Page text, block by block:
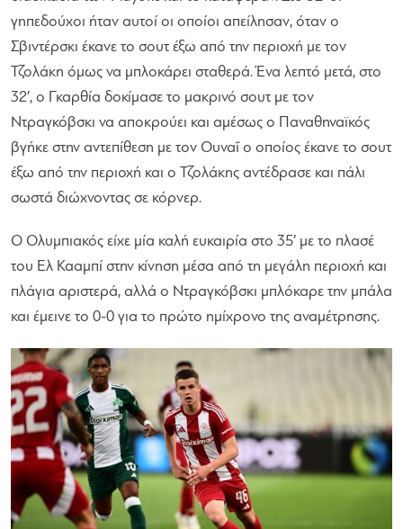
γηπεδούχοι ήταν αυτοί οι οποίοι απείλησαν, όταν ο
Σβιντέρσκι έκανε το σουτ έξω από την περιοχή με τον
Τζολάκη όμως να μπλοκάρει σταθερά. Ένα λεπτό μετά, στο
32′, ο Γκαρθία δοκίμασε το μακρινό σουτ με τον
Ντραγκόβσκι να αποκρούει και αμέσως ο Παναθηναϊκός
βγήκε στην αντεπίθεση με τον Ουναΐ ο οποίος έκανε το σουτ
έξω από την περιοχή και ο Τζολάκης αντέδρασε και πάλι
σωστά διώχνοντας σε κόρνερ.
Ο Ολυμπιακός είχε μία καλή ευκαιρία στο 35′ με το πλασέ
του Ελ Κααμπί στην κίνηση μέσα από τη μεγάλη περιοχή και
πλάγια αριστερά, αλλά ο Ντραγκόβσκι μπλόκαρε την μπάλα
και έμεινε το 0-0 για το πρώτο ημίχρονο της αναμέτρησης.